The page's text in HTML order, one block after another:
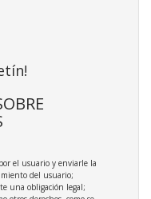
el usuario y enviarle la
del usuario;
una obligación legal;